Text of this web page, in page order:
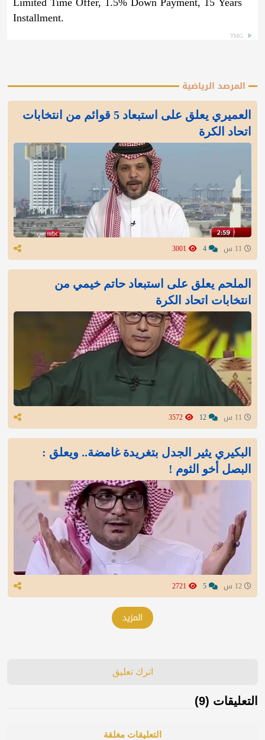
Installment.
TMG
المرصد الرياضية
العميري يعلق على استبعاد 5 قوائم من انتخابات
اتحاد الكرة
الملحم يعلق على استبعاد حاتم خيمي من
انتخابات اتحاد الكرة
البكيري يثير الجدل بتغريدة غامضة.. ويعلق :
البصل أخو الثوم !
المزيد
اترك تعليق
التعليقات (9)
التعليقات مغلقة